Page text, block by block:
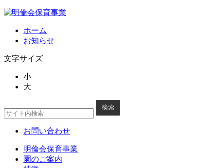
ホーム
お知らせ
文字サイズ
小
大
お問い合わせ
明倫会保育事業
園のご案内